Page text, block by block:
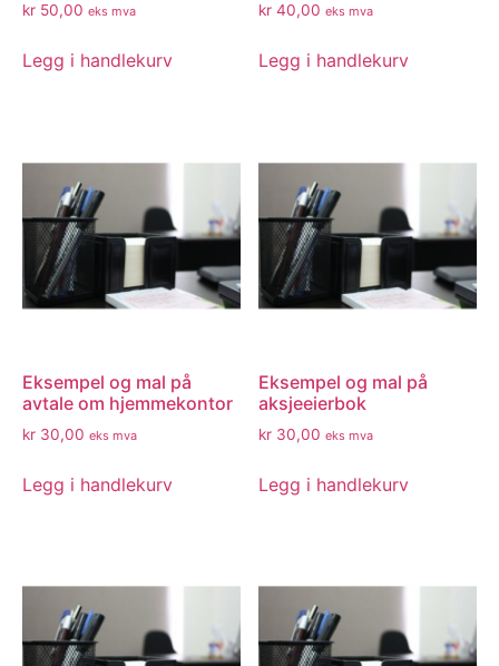
kr 50,00 eks mva
Legg i handlekurv
kr 40,00 eks mva
Legg i handlekurv
Eksempel og mal på
avtale om hjemmekontor
kr 30,00 eks mva
Legg i handlekurv
Eksempel og mal på
aksjeeierbok
kr 30,00 eks mva
Legg i handlekurv